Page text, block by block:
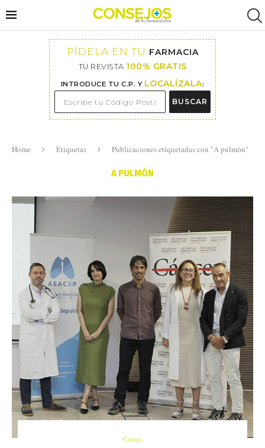
PÍDELA EN TU FARMACIA
TU REVISTA 100% GRATIS
INTRODUCE TU C.P. Y LOCALÍZALA:
BUSCAR
Home Etiquetas Publicaciones etiquetadas con "A pulmón"
A PULMÓN
Cáncer